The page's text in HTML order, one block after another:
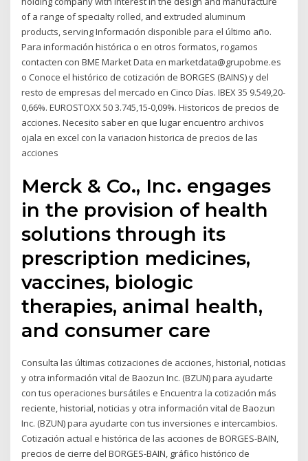
of a range of specialty rolled, and extruded aluminum
products, serving Información disponible para el último año.
Para información histórica o en otros formatos, rogamos
contacten con BME Market Data en marketdata@grupobme.es
o Conoce el histórico de cotización de BORGES (BAINS) y del
resto de empresas del mercado en Cinco Días. IBEX 35 9.549,20-
0,66%. EUROSTOXX 50 3.745,15-0,09%. Historicos de precios de
acciones. Necesito saber en que lugar encuentro archivos
ojala en excel con la variacion historica de precios de las
acciones
Merck & Co., Inc. engages
in the provision of health
solutions through its
prescription medicines,
vaccines, biologic
therapies, animal health,
and consumer care
Consulta las últimas cotizaciones de acciones, historial, noticias
y otra información vital de Baozun Inc. (BZUN) para ayudarte
con tus operaciones bursátiles e Encuentra la cotización más
reciente, historial, noticias y otra información vital de Baozun
Inc. (BZUN) para ayudarte con tus inversiones e intercambios.
Cotización actual e histórica de las acciones de BORGES-BAIN,
precios de cierre del BORGES-BAIN, gráfico histórico de